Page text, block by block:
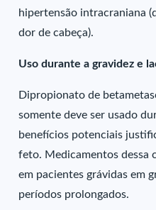
hipertensão intracraniana
dor de cabeça).
Uso durante a gravidez e
Dipropionato de
somente deve ser usado
benefícios potenciais
feto. Medicamentos dessa
em pacientes grávidas em
períodos prolongados.